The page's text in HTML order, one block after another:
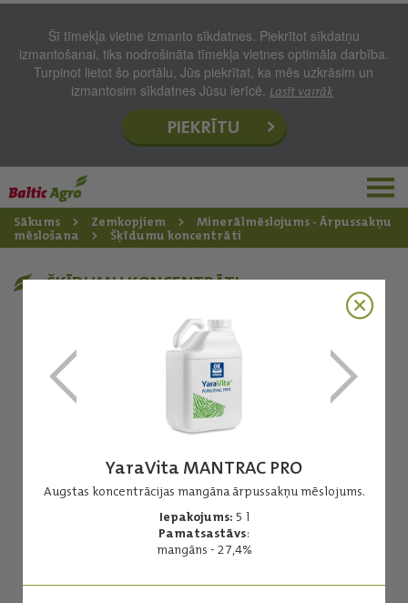
Šī tīmekļa vietne izmanto sīkdatnes. Piekrītot sīkdatņu
izmantošanai, tiks nodrošināta tīmekļa vietnes optimāla darbība.
Turpinot lietot šo portālu, Jūs piekrītat, ka mēs uzkrāsim un
izmantosim sīkdatnes Jūsu ierīcē. Lasīt vairāk
PIEKRĪTU
Sākums Zemkopjiem
Minerālmēslojums - Ārpussakņu
mēslošana
Šķīdumu koncentrāti
YaraVita MANTRAC PRO
Augstas koncentrācijas mangāna ārpussakņu mēslojums.
Iepakojums: 5 l
Pamatsastāvs:
mangāns - 27,4%
ŠĶĪDUMU KONCENTRĀTI
YaraVita BRASSITREL BIO
Ārpussakņu mēslojums, kas satur rapsim būtiskos